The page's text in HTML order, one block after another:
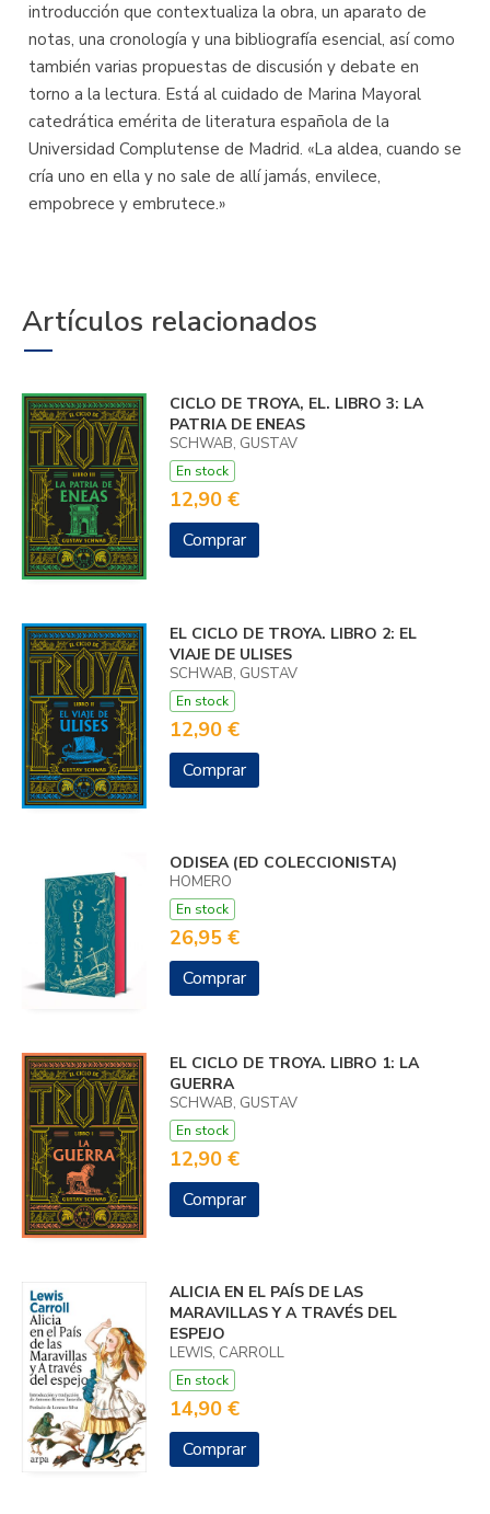
introducción que contextualiza la obra, un aparato de
notas, una cronología y una bibliografía esencial, así como
también varias propuestas de discusión y debate en
torno a la lectura. Está al cuidado de Marina Mayoral
catedrática emérita de literatura española de la
Universidad Complutense de Madrid. «La aldea, cuando se
cría uno en ella y no sale de allí jamás, envilece,
empobrece y embrutece.»
Artículos relacionados
CICLO DE TROYA, EL. LIBRO 3: LA
PATRIA DE ENEAS
SCHWAB, GUSTAV
En stock
12,90 €
Comprar
EL CICLO DE TROYA. LIBRO 2: EL
VIAJE DE ULISES
SCHWAB, GUSTAV
En stock
12,90 €
Comprar
ODISEA (ED COLECCIONISTA)
HOMERO
En stock
26,95 €
Comprar
EL CICLO DE TROYA. LIBRO 1: LA
GUERRA
SCHWAB, GUSTAV
En stock
12,90 €
Comprar
ALICIA EN EL PAÍS DE LAS
MARAVILLAS Y A TRAVÉS DEL
ESPEJO
LEWIS, CARROLL
En stock
14,90 €
Comprar